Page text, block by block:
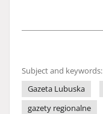
Subject and keywords:
Gazeta Lubuska
gazety regionalne